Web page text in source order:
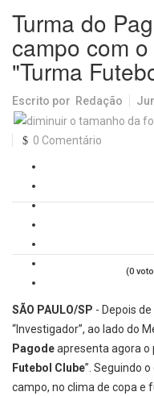
Turma do
campo com
"Turma
Escrito por Redação
0 Comentário
(0
SÃO PAULO/SP - Depois
“Investigador”, ao lado do
Pagodeapresenta agora o
Futebol Clube”. Seguindo
campo, no clima de copa e